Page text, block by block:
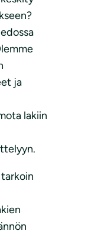
ja
lakiin